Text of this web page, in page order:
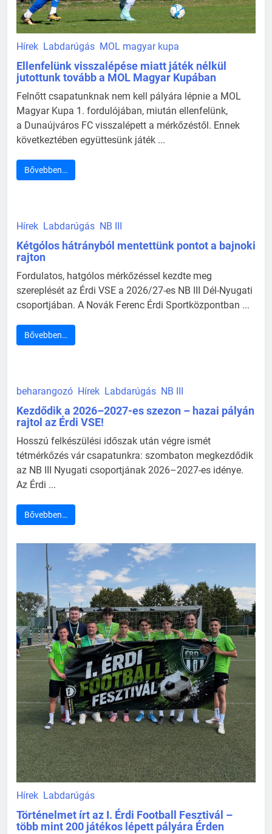
Hírek Labdarúgás MOL magyar kupa
Ellenfelünk visszalépése miatt játék nélkül
jutottunk tovább a MOL Magyar Kupában
Felnőtt csapatunknak nem kell pályára lépnie a MOL
Magyar Kupa 1. fordulójában, miután ellenfelünk,
a Dunaújváros FC visszalépett a mérkőzéstől. Ennek
következtében együttesünk játék ...
Bővebben…
Hírek Labdarúgás NB III
Kétgólos hátrányból mentettünk pontot a bajnoki
rajton
Fordulatos, hatgólos mérkőzéssel kezdte meg
szereplését az Érdi VSE a 2026/27-es NB III Dél-Nyugati
csoportjában. A Novák Ferenc Érdi Sportközpontban ...
Bővebben…
beharangozó Hírek Labdarúgás NB III
Kezdődik a 2026–2027-es szezon – hazai pályán
rajtol az Érdi VSE!
Hosszú felkészülési időszak után végre ismét
tétmérkőzés vár csapatunkra: szombaton megkezdődik
az NB III Nyugati csoportjának 2026–2027-es idénye.
Az Érdi ...
Bővebben…
Hírek Labdarúgás
Történelmet írt az I. Érdi Football Fesztivál –
több mint 200 játékos lépett pályára Érden